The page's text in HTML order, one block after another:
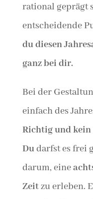
rational geprägt
entscheidende
du diesen
ganz bei dir.
Bei der
einfach des
Richtig und kein
Dudarfst es frei
darum, eine
Zeitzu erleben.